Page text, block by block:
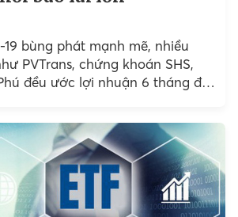
bùng phát mạnh mẽ, nhiều
PVTrans, chứng khoán SHS,
đều ước lợi nhuận 6 tháng đầu